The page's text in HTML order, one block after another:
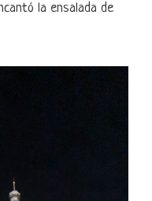
la ensalada de